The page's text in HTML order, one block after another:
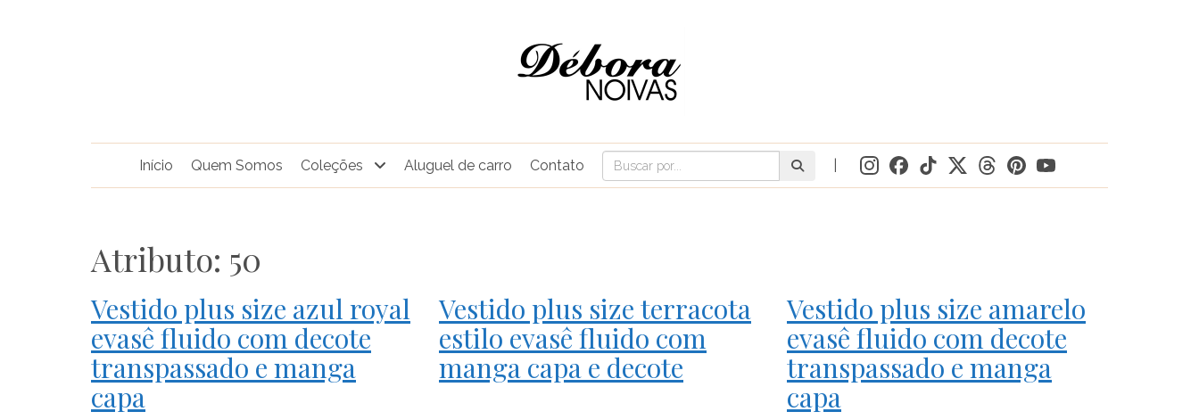
Início Quem Somos Coleções Aluguel de carro Contato
Atributo: 50
Vestido plus size azul royal
evasê fluido com decote
transpassado e manga
capa
Vestido plus size terracota
estilo evasê fluido com
manga capa e decote
Vestido plus size amarelo
evasê fluido com decote
transpassado e manga
capa